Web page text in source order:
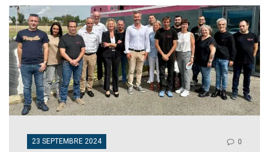
23 SEPTEMBRE 2024 0